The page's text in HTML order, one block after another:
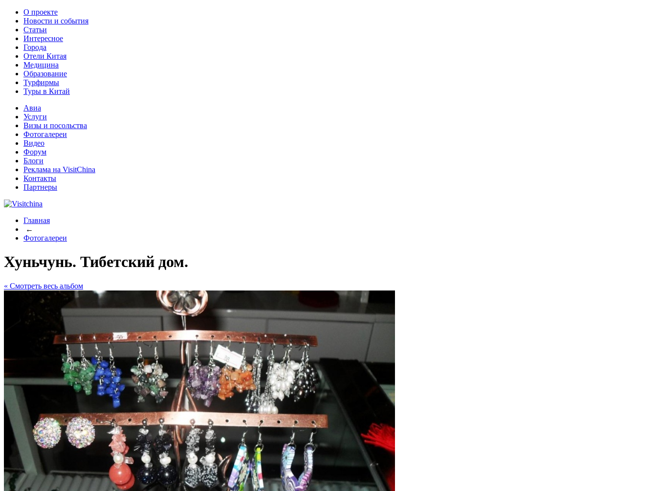
О проекте
Новости и события
Статьи
Интересное
Города
Отели Китая
Медицина
Образование
Турфирмы
Туры в Китай
Авиа
Услуги
Визы и посольства
Фотогалереи
Видео
Форум
Блоги
Реклама на VisitChina
Контакты
Партнеры
Главная
←
Фотогалереи
Хуньчунь. Тибетский дом.
« Cмотреть весь альбом